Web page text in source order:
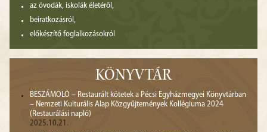
az óvodák, iskolák életéről,
beiratkozásról,
előkészítő foglalkozásokról
KÖNYVTÁR
BESZÁMOLÓ – Restaurált kötetek a Pécsi Egyházmegyei Könyvtárban
– Nemzeti Kulturális Alap Közgyűjtemények Kollégiuma 2024
(Restaurálási napló)
2025.10.21.